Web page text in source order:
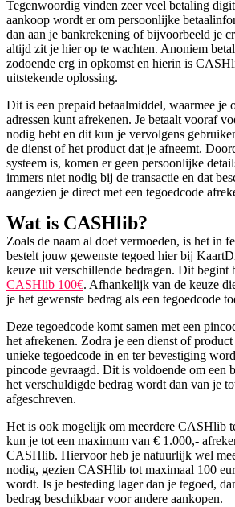
Tegenwoordig vinden zeer veel betaling
aankoop wordt er om persoonlijke
dan aan je bankrekening of bijvoorbeeld je
altijd zit je hier op te wachten. Anoniem
zodoende erg in opkomst en hierin is
uitstekende oplossing.
Dit is een prepaid betaalmiddel, waarmee je
adressen kunt afrekenen. Je betaalt vooraf
nodig hebt en dit kun je vervolgens
de dienst of het product dat je afneemt.
systeem is, komen er geen persoonlijke
immers niet nodig bij de transactie en dat
aangezien je direct met een tegoedcode
Wat is CASHlib?
Zoals de naam al doet vermoeden, is het in
bestelt jouw gewenste tegoed hier bij
keuze uit verschillende bedragen. Dit begint
CASHlib 100€. Afhankelijk van de keuze
je het gewenste bedrag als een tegoedcode
Deze tegoedcode komt samen met een
het afrekenen. Zodra je een dienst of
unieke tegoedcode in en ter bevestiging
pincode gevraagd. Dit is voldoende om een
het verschuldigde bedrag wordt dan van je
afgeschreven.
Het is ook mogelijk om meerdere CASHlib
kun je tot een maximum van € 1.000,-
CASHlib. Hiervoor heb je natuurlijk wel
nodig, gezien CASHlib tot maximaal 100
wordt. Is je besteding lager dan je tegoed,
bedrag beschikbaar voor andere aankopen.